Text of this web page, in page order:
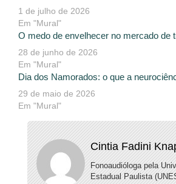
1 de julho de 2026
Em "Mural"
O medo de envelhecer no mercado de
28 de junho de 2026
Em "Mural"
Dia dos Namorados: o que a
29 de maio de 2026
Em "Mural"
Cintia Fadini
Fonoaudióloga pela
Estadual Paulista